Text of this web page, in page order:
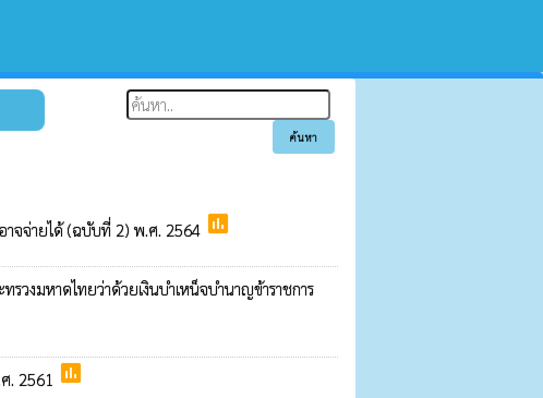
าจจ่ายได้ (ฉบับที่ 2) พ.ศ. 2564 poll
วงมหาดไทยว่าด้วยเงินบำเหน็จบำนาญข้าราชการ
. 2561 poll